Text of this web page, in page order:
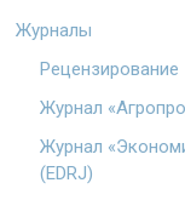
Журналы
Рецензирование
Журнал
Журнал
(EDRJ)